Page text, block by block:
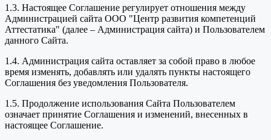
1.3. Настоящее Соглашение регулирует отношения между
Администрацией сайта ООО "Центр развития компетенций
Аттестатика" (далее – Администрация сайта) и Пользователем
данного Сайта.
1.4. Администрация сайта оставляет за собой право в любое
время изменять, добавлять или удалять пункты настоящего
Соглашения без уведомления Пользователя.
1.5. Продолжение использования Сайта Пользователем
означает принятие Соглашения и изменений, внесенных в
настоящее Соглашение.